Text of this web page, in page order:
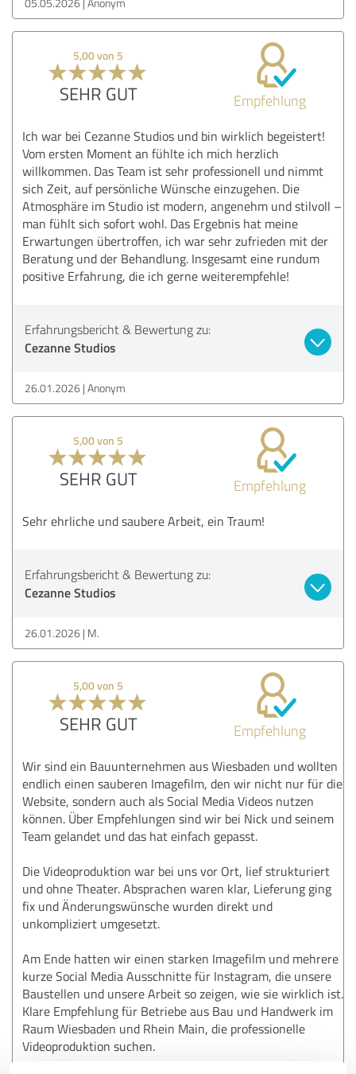
5,00 von 5
SEHR GUT Empfehlung
Ich war bei Cezanne Studios und bin wirklich begeistert!
Vom ersten Moment an fühlte ich mich herzlich
willkommen. Das Team ist sehr professionell und nimmt
sich Zeit, auf persönliche Wünsche einzugehen. Die
Atmosphäre im Studio ist modern, angenehm und stilvoll –
man fühlt sich sofort wohl. Das Ergebnis hat meine
Erwartungen übertroffen, ich war sehr zufrieden mit der
Beratung und der Behandlung. Insgesamt eine rundum
positive Erfahrung, die ich gerne weiterempfehle!
Erfahrungsbericht & Bewertung zu:
Cezanne Studios
26.01.2026 Anonym
5,00 von 5
SEHR GUT Empfehlung
Sehr ehrliche und saubere Arbeit, ein Traum!
Erfahrungsbericht & Bewertung zu:
Cezanne Studios
26.01.2026 M.
5,00 von 5
SEHR GUT Empfehlung
Wir sind ein Bauunternehmen aus Wiesbaden und wollten
endlich einen sauberen Imagefilm, den wir nicht nur für die
Website, sondern auch als Social Media Videos nutzen
können. Über Empfehlungen sind wir bei Nick und seinem
Team gelandet und das hat einfach gepasst.
Die Videoproduktion war bei uns vor Ort, lief strukturiert
und ohne Theater. Absprachen waren klar, Lieferung ging
fix und Änderungswünsche wurden direkt und
unkompliziert umgesetzt.
Am Ende hatten wir einen starken Imagefilm und mehrere
kurze Social Media Ausschnitte für Instagram, die unsere
Baustellen und unsere Arbeit so zeigen, wie sie wirklich ist.
Klare Empfehlung für Betriebe aus Bau und Handwerk im
Raum Wiesbaden und Rhein Main, die professionelle
Videoproduktion suchen.